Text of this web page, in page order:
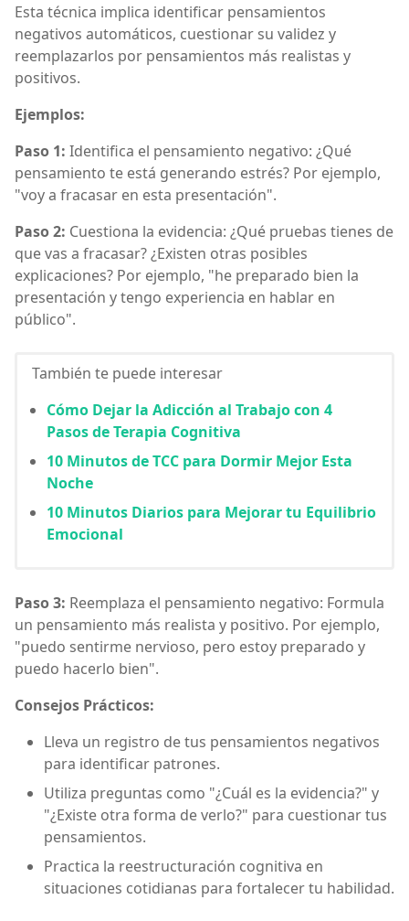
Esta técnica implica identificar pensamientos
negativos automáticos, cuestionar su validez y
reemplazarlos por pensamientos más realistas y
positivos.
Ejemplos:
Paso 1: Identifica el pensamiento negativo: ¿Qué
pensamiento te está generando estrés? Por ejemplo,
"voy a fracasar en esta presentación".
Paso 2: Cuestiona la evidencia: ¿Qué pruebas tienes de
que vas a fracasar? ¿Existen otras posibles
explicaciones? Por ejemplo, "he preparado bien la
presentación y tengo experiencia en hablar en
público".
También te puede interesar
Cómo Dejar la Adicción al Trabajo con 4
Pasos de Terapia Cognitiva
10 Minutos de TCC para Dormir Mejor Esta
Noche
10 Minutos Diarios para Mejorar tu Equilibrio
Emocional
Paso 3: Reemplaza el pensamiento negativo: Formula
un pensamiento más realista y positivo. Por ejemplo,
"puedo sentirme nervioso, pero estoy preparado y
puedo hacerlo bien".
Consejos Prácticos:
Lleva un registro de tus pensamientos negativos
para identificar patrones.
Utiliza preguntas como "¿Cuál es la evidencia?" y
"¿Existe otra forma de verlo?" para cuestionar tus
pensamientos.
Practica la reestructuración cognitiva en
situaciones cotidianas para fortalecer tu habilidad.